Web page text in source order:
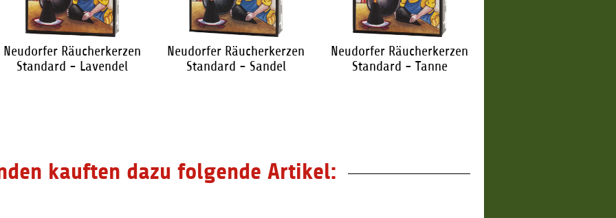
Neudorfer Räucherkerzen
Standard - Lavendel
Neudorfer Räucherkerzen
Standard - Sandel
Neudorfer Räucherkerzen
Standard - Tanne
kauften dazu folgende Artikel: